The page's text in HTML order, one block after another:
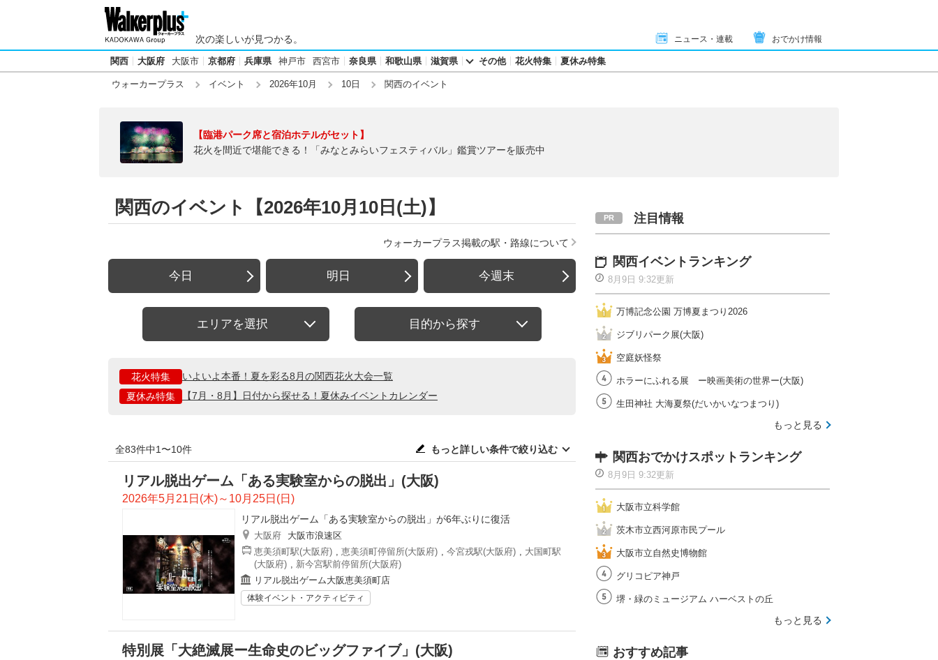
次の楽しいが見つかる。 ニュース・連載 おでかけ情報
関西 大阪府 大阪市 京都府 兵庫県 神戸市 西宮市 奈良県 和歌山県 滋賀県 その他 花火特集 夏休み特集
ウォーカープラス イベント 2026年10月 10日 関西のイベント
【臨港パーク席と宿泊ホテルがセット】
花火を間近で堪能できる！「みなとみらいフェスティバル」鑑賞ツアーを販売中
関西のイベント【2026年10月10日(土)】
ウォーカープラス掲載の駅・路線について
今日 明日 今週末
エリアを選択 目的から探す
花火特集
いよいよ本番！夏を彩る8月の関西花火大会一覧
夏休み特集
【7月・8月】日付から探せる！夏休みイベントカレンダー
全83件中1〜10件 もっと詳しい条件で絞り込む
リアル脱出ゲーム「ある実験室からの脱出」(大阪)
2026年5月21日(木)～10月25日(日)
リアル脱出ゲーム「ある実験室からの脱出」が6年ぶりに復活
大阪府
大阪市浪速区
恵美須町駅(大阪府) , 恵美須町停留所(大阪府) , 今宮戎駅(大阪府) , 大国町駅
(大阪府) , 新今宮駅前停留所(大阪府)
リアル脱出ゲーム大阪恵美須町店
体験イベント・アクティビティ
特別展「大絶滅展ー生命史のビッグファイブ」(大阪)
注目情報
関西イベントランキング
8月9日 9:32更新
万博記念公園 万博夏まつり2026
ジブリパーク展(大阪)
空庭妖怪祭
ホラーにふれる展 ー映画美術の世界ー(大阪)
生田神社 大海夏祭(だいかいなつまつり)
もっと見る
関西おでかけスポットランキング
8月9日 9:32更新
大阪市立科学館
茨木市立西河原市民プール
大阪市立自然史博物館
グリコピア神戸
堺・緑のミュージアム ハーベストの丘
もっと見る
おすすめ記事